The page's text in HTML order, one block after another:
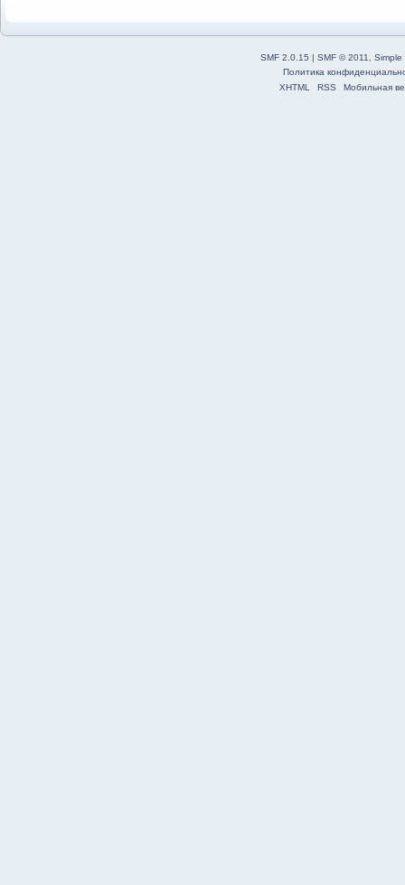
SMF 2.0.15 | SMF © 2011
Simple
Политика
XHTML
RSS Мобильная